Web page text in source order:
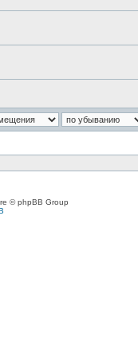
© phpBB Group